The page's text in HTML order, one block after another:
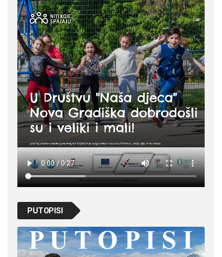
PUTOPISI